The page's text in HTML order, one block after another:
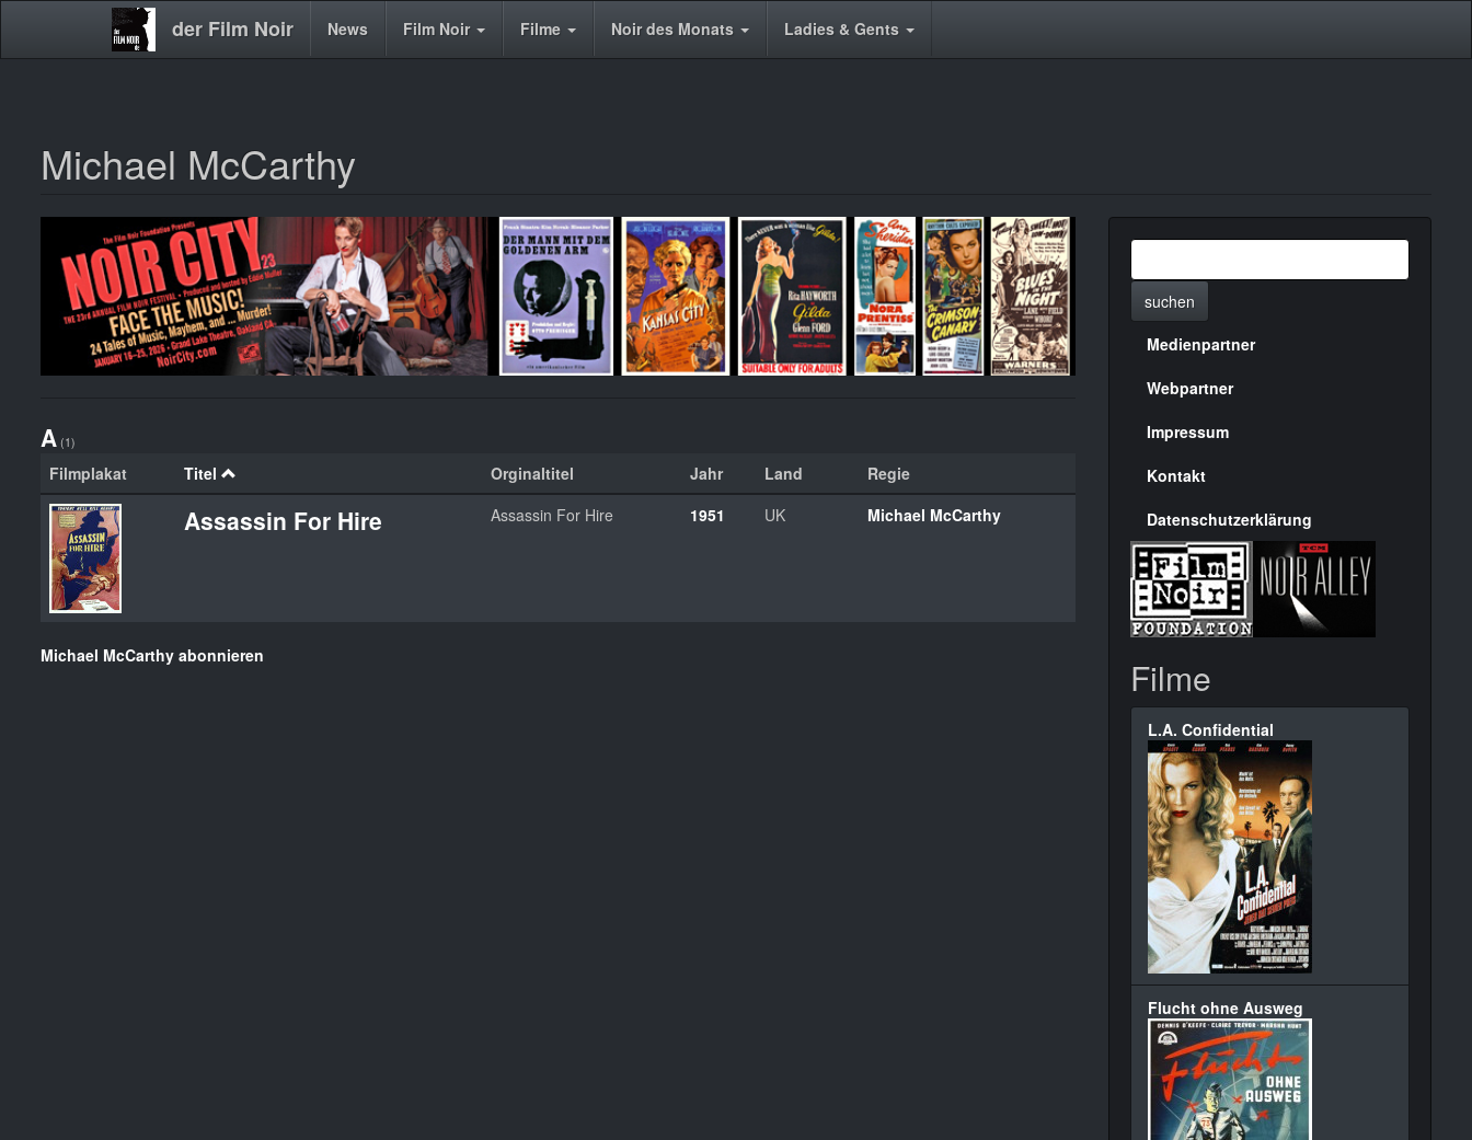
Direkt
der Film Noir
Main News Film Noir Filme Noir des Monats Ladies & Gents
Michael McCarthy
A (1)
Filmplakat Titel Orginaltitel Jahr Land Regie
Assassin For Hire Assassin For Hire 1951 UK Michael McCarthy
Michael McCarthy abonnieren
suchen
Menülinks
rechte
Seite
Medienpartner
Webpartner
Impressum
Kontakt
Datenschutzerklärung
Filme
L.A. Confidential
Flucht ohne Ausweg